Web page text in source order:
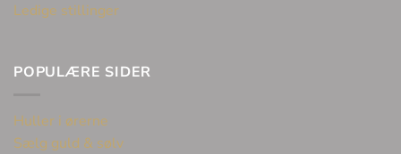
Ledige stillinger
POPULÆRE SIDER
Huller i ørerne
Sælg guld & sølv